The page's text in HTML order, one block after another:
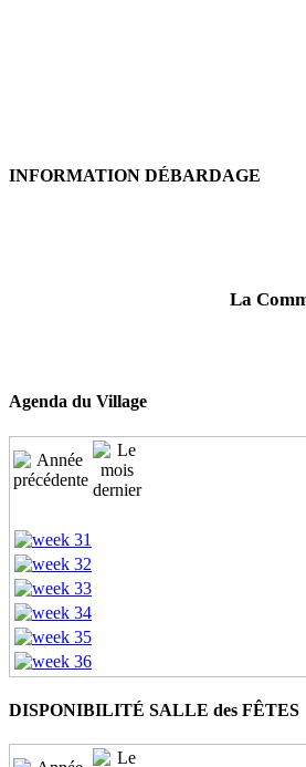
INFORMATION DÉBARDAGE
La
Agenda du Village
DISPONIBILITÉ SALLE des FÊTES